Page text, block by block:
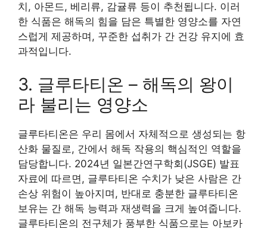
치, 아몬드, 베리류, 감귤류 등이 추천됩니다. 이러
한 식품은 해독의 힘을 담은 특별한 영양소를 자연
스럽게 제공하며, 꾸준한 섭취가 간 건강 유지에 효
과적입니다.
3. 글루타티온 – 해독의 왕이
라 불리는 영양소
글루타티온은 우리 몸에서 자체적으로 생성되는 항
산화 물질로, 간에서 해독 작용의 핵심적인 역할을
담당합니다. 2024년 일본간연구학회(JSGE) 발표
자료에 따르면, 글루타티온 수치가 낮은 사람은 간
손상 위험이 높아지며, 반대로 충분한 글루타티온
보유는 간 해독 능력과 재생력을 크게 높여줍니다.
글루타티온의 전구체가 풍부한 식품으로는 아보카